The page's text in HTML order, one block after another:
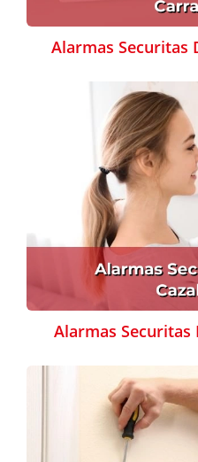
Alarmas Securitas
Alarmas Securitas